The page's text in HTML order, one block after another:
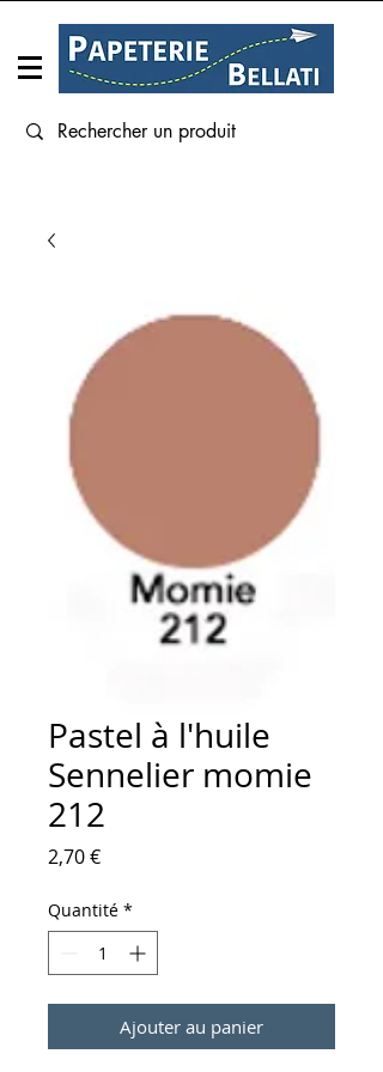
Pastel à l'huile
Sennelier momie
212
2,70 €Prix
Quantité *
Ajouter au panier